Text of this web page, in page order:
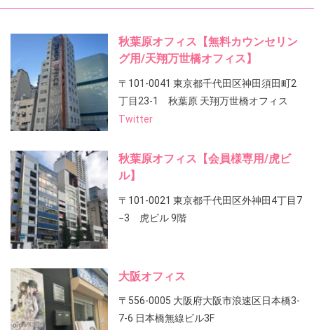
秋葉原オフィス【無料カウンセリン
グ用/天翔万世橋オフィス】
〒101-0041 東京都千代田区神田須田町2
丁目23-1 秋葉原 天翔万世橋オフィス
Twitter
秋葉原オフィス【会員様専用/虎ビ
ル】
〒101-0021 東京都千代田区外神田4丁目7
−3 虎ビル 9階
大阪オフィス
〒556-0005 大阪府大阪市浪速区日本橋3-
7-6 日本橋無線ビル3F